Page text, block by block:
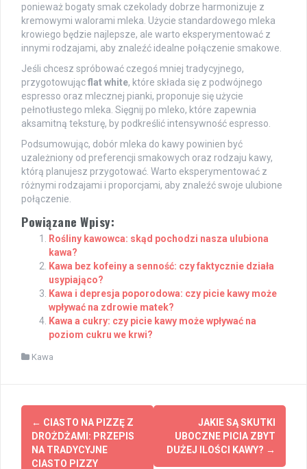
ponieważ bogaty smak czekolady dobrze harmonizuje z
kremowymi walorami mleka. Użycie standardowego mleka
krowiego będzie najlepsze, ale warto eksperymentować z
innymi rodzajami, aby znaleźć idealne połączenie smakowe.
Jeśli chcesz spróbować czegoś mniej tradycyjnego,
przygotowującflat white, które składa się z podwójnego
espresso oraz mlecznej pianki, proponuje się użycie
pełnotłustego mleka. Sięgnij po mleko, które zapewnia
aksamitną teksturę, by podkreślić intensywność espresso.
Podsumowując, dobór mleka do kawy powinien być
uzależniony od preferencji smakowych oraz rodzaju kawy,
którą planujesz przygotować. Warto eksperymentować z
różnymi rodzajami i proporcjami, aby znaleźć swoje ulubione
połączenie.
Powiązane Wpisy:
Rośliny kawowca: skąd pochodzi nasza ulubiona
kawa?
Kawa bez kofeiny a senność: czy faktycznie działa
usypiająco?
Kawa i depresja poporodowa: czy picie kawy może
wpływać na zdrowie matek?
Kawa a cukry: czy picie kawy może wpływać na
poziom cukru we krwi?
Kawa
Post
navigation
← CIASTO NA PIZZĘ Z
DROŻDŻAMI: PRZEPIS
NA TRADYCYJNE
CIASTO PIZZY
JAKIE SĄ SKUTKI
UBOCZNE PICIA ZBYT
DUŻEJ ILOŚCI KAWY? →